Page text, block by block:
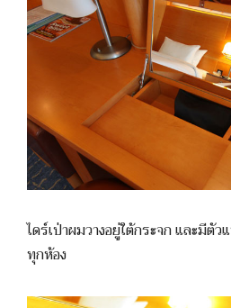
ไดร์เป่าผมวางอยู่ใต้กระจก และมีตั
ทุกห้อง